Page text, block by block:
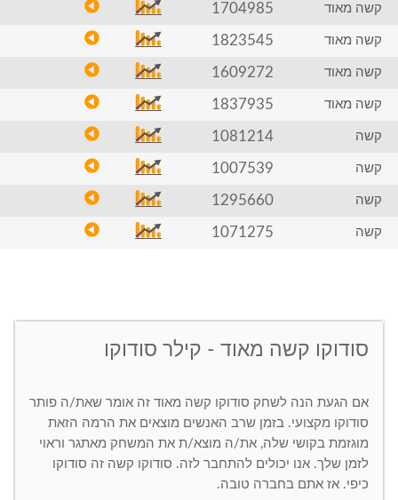
קשה מאוד 1704985
קשה מאוד 1823545
קשה מאוד 1609272
קשה מאוד 1837935
קשה 1081214
קשה 1007539
קשה 1295660
קשה 1071275
סודוקו קשה מאוד - קילר סודוקו
אם הגעת הנה לשחק סודוקו קשה מאוד זה אומר שאת/ה פותר
סודוקו מקצועי. בזמן שרב האנשים מוצאים את הרמה הזאת
מוגזמת בקושי שלה, את/ה מוצא/ת את המשחק מאתגר וראוי
לזמן שלך. אנו יכולים להתחבר לזה. סודוקו קשה זה סודוקו
כיפי. אז אתם בחברה טובה.